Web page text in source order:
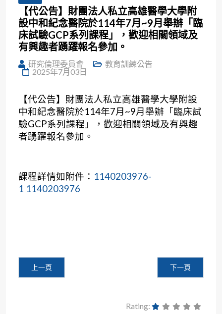
【代公告】財團法人私立高雄醫學大學附
設中和紀念醫院於114年7月~9月舉辦「臨
床試驗GCP系列課程」，歡迎相關領域及
有興趣者踴躍報名參加。
研究倫理委員會
教育訓練公告
2025年7月03日
【代公告】財團法人私立高雄醫學大學附設
中和紀念醫院於114年7月~9月舉辦「臨床試
驗GCP系列課程」，歡迎相關領域及有興趣
者踴躍報名參加。
課程詳情如附件： 1140203976-
1 1140203976
上一篇文章: 【代公告】台南市立醫院於114年08月16日(六)
上一頁 下一篇文章: 【
下一頁
Rating: